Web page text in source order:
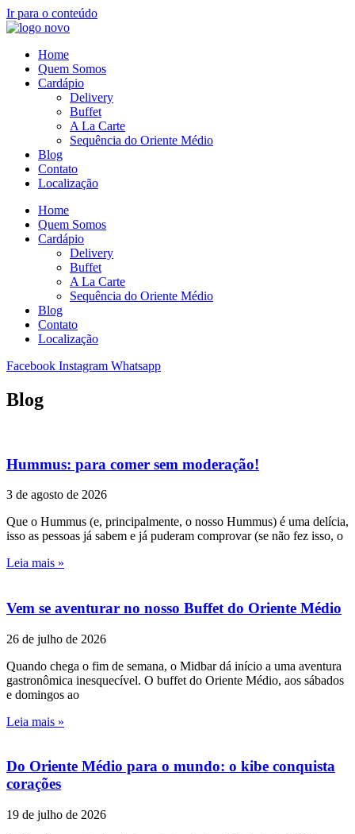
Ir para o conteúdo
Home
Quem Somos
Cardápio
Delivery
Buffet
A La Carte
Sequência do Oriente Médio
Blog
Contato
Localização
Home
Quem Somos
Cardápio
Delivery
Buffet
A La Carte
Sequência do Oriente Médio
Blog
Contato
Localização
Facebook Instagram Whatsapp
Blog
Hummus: para comer sem moderação!
3 de agosto de 2026
Que o Hummus (e, principalmente, o nosso Hummus) é uma delícia,
isso as pessoas já sabem e já puderam comprovar (se não fez isso, o
Leia mais »
Vem se aventurar no nosso Buffet do Oriente Médio
26 de julho de 2026
Quando chega o fim de semana, o Midbar dá início a uma aventura
gastronômica inesquecível. O buffet do Oriente Médio, aos sábados
e domingos ao
Leia mais »
Do Oriente Médio para o mundo: o kibe conquista
corações
19 de julho de 2026